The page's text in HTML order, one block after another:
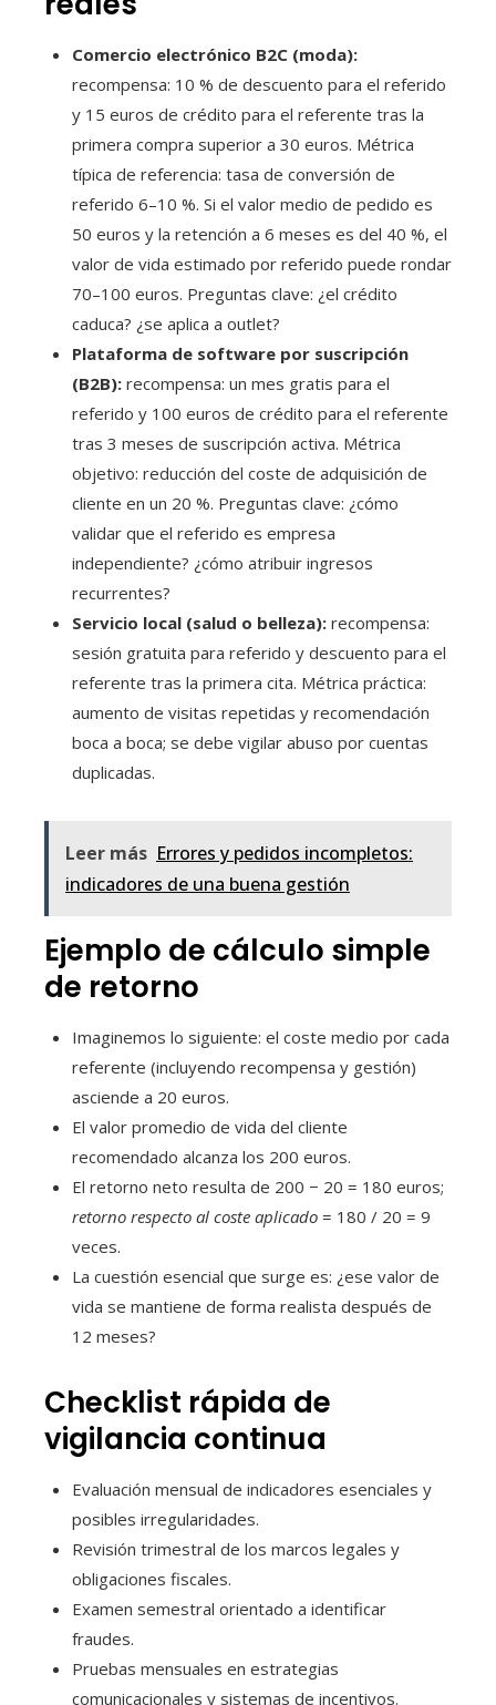
Comercio electrónico B2C (moda):
recompensa: 10 % de descuento para el referido
y 15 euros de crédito para el referente tras la
primera compra superior a 30 euros. Métrica
típica de referencia: tasa de conversión de
referido 6–10 %. Si el valor medio de pedido es
50 euros y la retención a 6 meses es del 40 %, el
valor de vida estimado por referido puede rondar
70–100 euros. Preguntas clave: ¿el crédito
caduca? ¿se aplica a outlet?
Plataforma de software por suscripción
(B2B): recompensa: un mes gratis para el
referido y 100 euros de crédito para el referente
tras 3 meses de suscripción activa. Métrica
objetivo: reducción del coste de adquisición de
cliente en un 20 %. Preguntas clave: ¿cómo
validar que el referido es empresa
independiente? ¿cómo atribuir ingresos
recurrentes?
Servicio local (salud o belleza): recompensa:
sesión gratuita para referido y descuento para el
referente tras la primera cita. Métrica práctica:
aumento de visitas repetidas y recomendación
boca a boca; se debe vigilar abuso por cuentas
duplicadas.
Leer más Errores y pedidos incompletos:
indicadores de una buena gestión
Ejemplo de cálculo simple
de retorno
Imaginemos lo siguiente: el coste medio por cada
referente (incluyendo recompensa y gestión)
asciende a 20 euros.
El valor promedio de vida del cliente
recomendado alcanza los 200 euros.
El retorno neto resulta de 200 − 20 = 180 euros;
retorno respecto al coste aplicado = 180 / 20 = 9
veces.
La cuestión esencial que surge es: ¿ese valor de
vida se mantiene de forma realista después de
12 meses?
Checklist rápida de
vigilancia continua
Evaluación mensual de indicadores esenciales y
posibles irregularidades.
Revisión trimestral de los marcos legales y
obligaciones fiscales.
Examen semestral orientado a identificar
fraudes.
Pruebas mensuales en estrategias
comunicacionales y sistemas de incentivos.